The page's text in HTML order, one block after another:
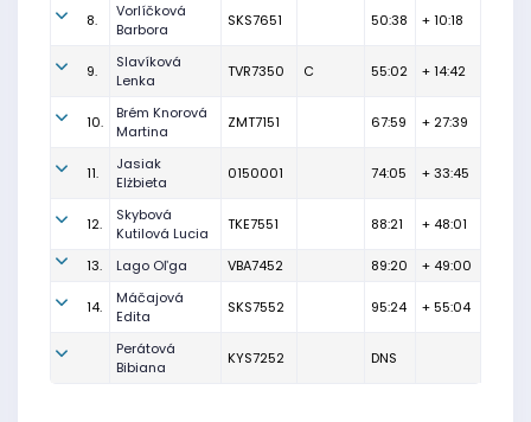
8.
Vorlíčková
Barbora
SKS7651 50:38 + 10:18
9.
Slavíková
Lenka
TVR7350 C 55:02 + 14:42
10.
Brém Knorová
Martina
ZMT7151 67:59 + 27:39
11.
Jasiak
Elżbieta
0150001 74:05 + 33:45
12.
Skybová
Kutilová Lucia
TKE7551 88:21 + 48:01
13. Lago Oľga VBA7452 89:20 + 49:00
14.
Máčajová
Edita
SKS7552 95:24 + 55:04
Perátová
Bibiana
KYS7252 DNS